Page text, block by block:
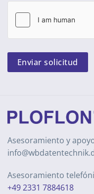
Enviar solicitud
Asesoramiento y
Asesoramiento
+49 2331 7884618